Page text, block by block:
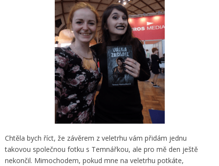
Chtěla bych říct, že závěrem z veletrhu vám přidám jednu
takovou společnou fotku s Temnářkou, ale pro mě den ještě
nekončil. Mimochodem, pokud mne na veletrhu potkáte,